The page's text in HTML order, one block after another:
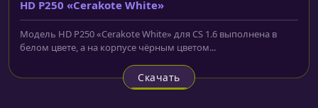
HD P250 «Cerakote White»
Модель HD P250 «Cerakote White» для CS 1.6 выполнена в
белом цвете, а на корпусе чёрным цветом...
Скачать